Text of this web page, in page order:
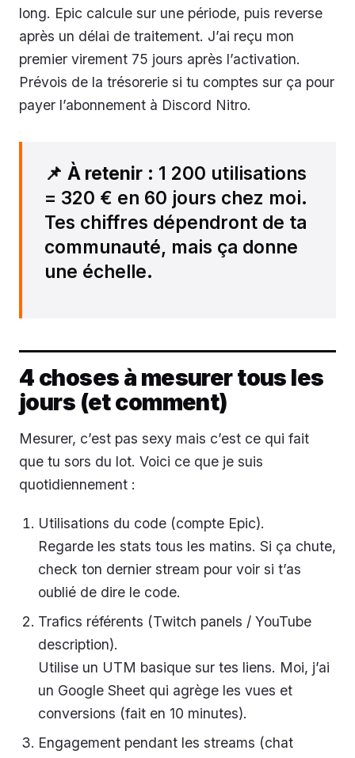
long. Epic calcule sur une période, puis reverse
après un délai de traitement. J’ai reçu mon
premier virement 75 jours après l’activation.
Prévois de la trésorerie si tu comptes sur ça pour
payer l’abonnement à Discord Nitro.
📌 À retenir : 1 200 utilisations
= 320 € en 60 jours chez moi.
Tes chiffres dépendront de ta
communauté, mais ça donne
une échelle.
4 choses à mesurer tous les
jours (et comment)
Mesurer, c’est pas sexy mais c’est ce qui fait
que tu sors du lot. Voici ce que je suis
quotidiennement :
Utilisations du code (compte Epic).
Regarde les stats tous les matins. Si ça chute,
check ton dernier stream pour voir si t’as
oublié de dire le code.
Trafics référents (Twitch panels / YouTube
description).
Utilise un UTM basique sur tes liens. Moi, j’ai
un Google Sheet qui agrège les vues et
conversions (fait en 10 minutes).
Engagement pendant les streams (chat